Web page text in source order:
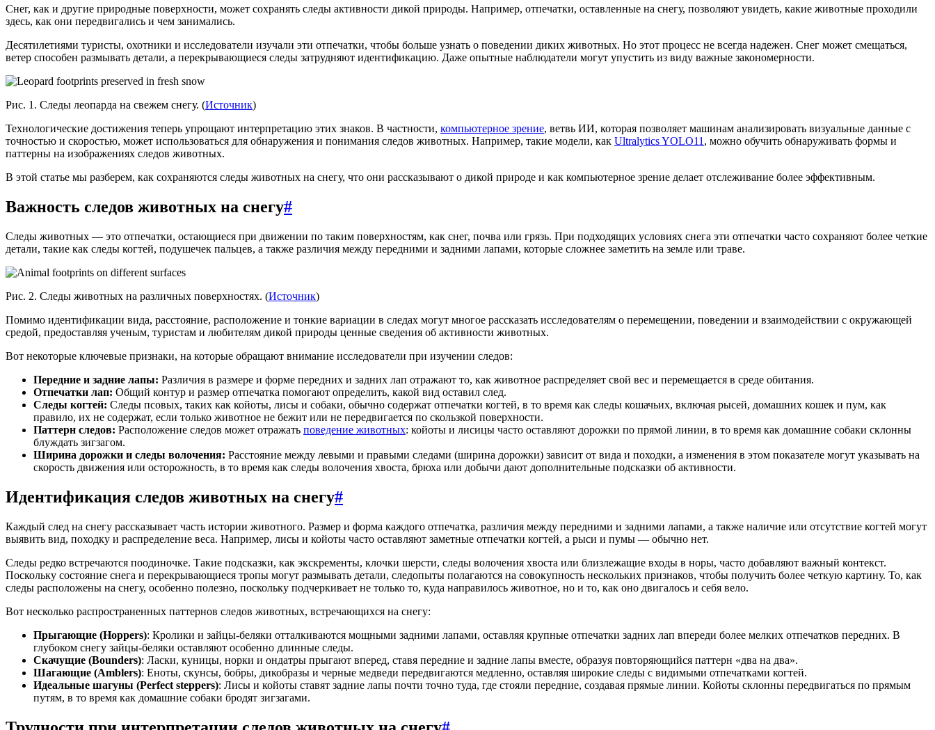
Снег, как и другие природные поверхности, может сохранять следы активности дикой природы. Например, отпечатки, оставленные на снегу, позволяют увидеть, какие животные проходили
здесь, как они передвигались и чем занимались.
Десятилетиями туристы, охотники и исследователи изучали эти отпечатки, чтобы больше узнать о поведении диких животных. Но этот процесс не всегда надежен. Снег может смещаться,
ветер способен размывать детали, а перекрывающиеся следы затрудняют идентификацию. Даже опытные наблюдатели могут упустить из виду важные закономерности.
Рис. 1. Следы леопарда на свежем снегу. (Источник)
Технологические достижения теперь упрощают интерпретацию этих знаков. В частности, компьютерное зрение, ветвь ИИ, которая позволяет машинам анализировать визуальные данные с
точностью и скоростью, может использоваться для обнаружения и понимания следов животных. Например, такие модели, как Ultralytics YOLO11 , можно обучить обнаруживать формы и
паттерны на изображениях следов животных.
В этой статье мы разберем, как сохраняются следы животных на снегу, что они рассказывают о дикой природе и как компьютерное зрение делает отслеживание более эффективным.
Важность следов животных на снегу#
Следы животных — это отпечатки, остающиеся при движении по таким поверхностям, как снег, почва или грязь. При подходящих условиях снега эти отпечатки часто сохраняют более четкие
детали, такие как следы когтей, подушечек пальцев, а также различия между передними и задними лапами, которые сложнее заметить на земле или траве.
Рис. 2. Следы животных на различных поверхностях. (Источник)
Помимо идентификации вида, расстояние, расположение и тонкие вариации в следах могут многое рассказать исследователям о перемещении, поведении и взаимодействии с окружающей
средой, предоставляя ученым, туристам и любителям дикой природы ценные сведения об активности животных.
Вот некоторые ключевые признаки, на которые обращают внимание исследователи при изучении следов:
Передние и задние лапы: Различия в размере и форме передних и задних лап отражают то, как животное распределяет свой вес и перемещается в среде обитания.
Отпечатки лап: Общий контур и размер отпечатка помогают определить, какой вид оставил след.
Следы когтей: Следы псовых, таких как койоты, лисы и собаки, обычно содержат отпечатки когтей, в то время как следы кошачьих, включая рысей, домашних кошек и пум, как
правило, их не содержат, если только животное не бежит или не передвигается по скользкой поверхности.
Паттерн следов: Расположение следов может отражать поведение животных: койоты и лисицы часто оставляют дорожки по прямой линии, в то время как домашние собаки склонны
блуждать зигзагом.
Ширина дорожки и следы волочения: Расстояние между левыми и правыми следами (ширина дорожки) зависит от вида и походки, а изменения в этом показателе могут указывать на
скорость движения или осторожность, в то время как следы волочения хвоста, брюха или добычи дают дополнительные подсказки об активности.
Идентификация следов животных на снегу#
Каждый след на снегу рассказывает часть истории животного. Размер и форма каждого отпечатка, различия между передними и задними лапами, а также наличие или отсутствие когтей могут
выявить вид, походку и распределение веса. Например, лисы и койоты часто оставляют заметные отпечатки когтей, а рыси и пумы — обычно нет.
Следы редко встречаются поодиночке. Такие подсказки, как экскременты, клочки шерсти, следы волочения хвоста или близлежащие входы в норы, часто добавляют важный контекст.
Поскольку состояние снега и перекрывающиеся тропы могут размывать детали, следопыты полагаются на совокупность нескольких признаков, чтобы получить более четкую картину. То, как
следы расположены на снегу, особенно полезно, поскольку подчеркивает не только то, куда направилось животное, но и то, как оно двигалось и себя вело.
Вот несколько распространенных паттернов следов животных, встречающихся на снегу:
Прыгающие (Hoppers): Кролики и зайцы-беляки отталкиваются мощными задними лапами, оставляя крупные отпечатки задних лап впереди более мелких отпечатков передних. В
глубоком снегу зайцы-беляки оставляют особенно длинные следы.
Скачущие (Bounders): Ласки, куницы, норки и ондатры прыгают вперед, ставя передние и задние лапы вместе, образуя повторяющийся паттерн «два на два».
Шагающие (Amblers): Еноты, скунсы, бобры, дикобразы и черные медведи передвигаются медленно, оставляя широкие следы с видимыми отпечатками когтей.
Идеальные шагуны (Perfect steppers): Лисы и койоты ставят задние лапы почти точно туда, где стояли передние, создавая прямые линии. Койоты склонны передвигаться по прямым
путям, в то время как домашние собаки бродят зигзагами.